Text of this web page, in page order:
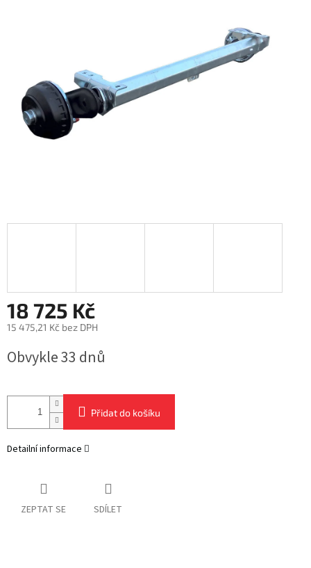
18 725 Kč
15 475,21 Kč bez DPH
cena:
Obvykle 33 dnů
Přidat do košíku
Detailní informace
ZEPTAT SE SDÍLET